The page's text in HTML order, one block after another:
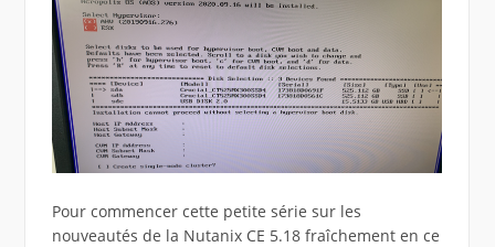
Pour commencer cette petite série sur les
nouveautés de la Nutanix CE 5.18 fraîchement en ce